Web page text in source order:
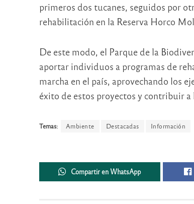
primeros dos tucanes, seguidos por
rehabilitación en la Reserva Horco
De este modo, el Parque de la
aportar individuos a programas de
marcha en el país, aprovechando los
éxito de estos proyectos y contribuir a
Temas: Ambiente Destacadas Información
Compartir en WhatsApp